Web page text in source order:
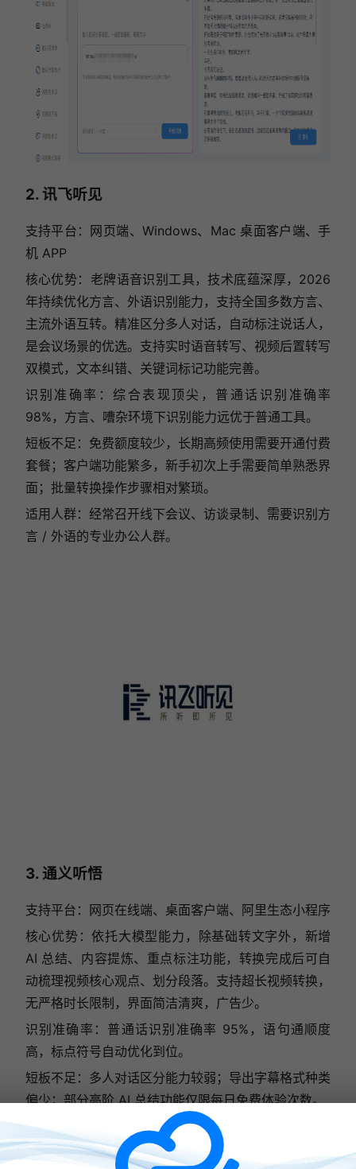
2. 讯飞听见
支持平台：网页端、Windows、Mac 桌面客户端、手
机 APP
核心优势：老牌语音识别工具，技术底蕴深厚，2026
年持续优化方言、外语识别能力，支持全国多数方言、
主流外语互转。精准区分多人对话，自动标注说话人，
是会议场景的优选。支持实时语音转写、视频后置转写
双模式，文本纠错、关键词标记功能完善。
识别准确率：综合表现顶尖，普通话识别准确率
98%，方言、嘈杂环境下识别能力远优于普通工具。
短板不足：免费额度较少，长期高频使用需要开通付费
套餐；客户端功能繁多，新手初次上手需要简单熟悉界
面；批量转换操作步骤相对繁琐。
适用人群：经常召开线下会议、访谈录制、需要识别方
言 / 外语的专业办公人群。
3. 通义听悟
支持平台：网页在线端、桌面客户端、阿里生态小程序
核心优势：依托大模型能力，除基础转文字外，新增
AI 总结、内容提炼、重点标注功能，转换完成后可自
动梳理视频核心观点、划分段落。支持超长视频转换，
无严格时长限制，界面简洁清爽，广告少。
识别准确率：普通话识别准确率 95%，语句通顺度
高，标点符号自动优化到位。
短板不足：多人对话区分能力较弱；导出字幕格式种类
偏少；部分高阶 AI 总结功能仅限每日免费体验次数。
适用人群：学生整理完整网课、职场人梳理讲座、培训
视频内容，需要提炼核心要点的用户。